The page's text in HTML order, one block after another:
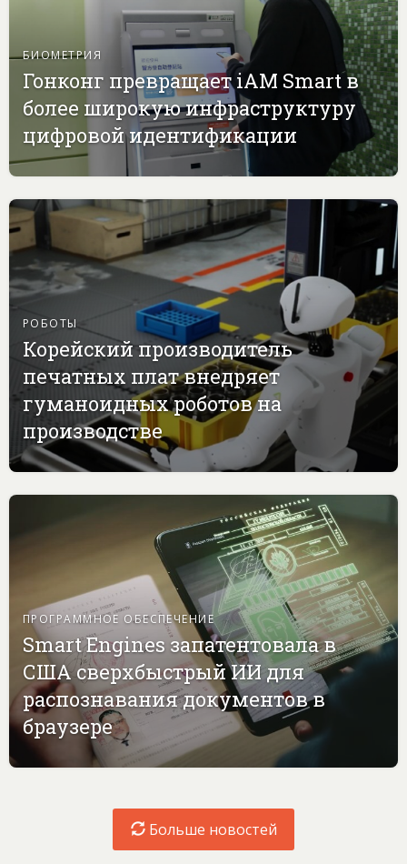
БИОМЕТРИЯ
Гонконг превращает iAM Smart в
более широкую инфраструктуру
цифровой идентификации
РОБОТЫ
Корейский производитель
печатных плат внедряет
гуманоидных роботов на
производстве
ПРОГРАММНОЕ ОБЕСПЕЧЕНИЕ
Smart Engines запатентовала в
США сверхбыстрый ИИ для
распознавания документов в
браузере
Больше новостей